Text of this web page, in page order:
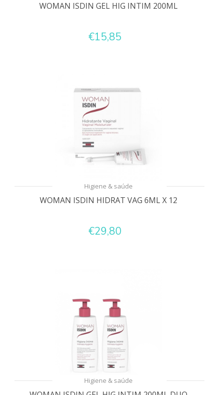
WOMAN ISDIN GEL HIG INTIM 200ML
€15,85
Higiene & saúde
WOMAN ISDIN HIDRAT VAG 6ML X 12
€29,80
Higiene & saúde